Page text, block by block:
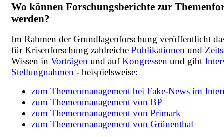
Wo können Forschungsberichte zur
werden?
Im Rahmen der Grundlagenforschung veröffentlicht
für Krisenforschung zahlreiche Publikationen und
Wissen in Vorträgen und aufKongressen und gibt
Stellungnahmen - beispielsweise:
zum Themenmanagement bei Fake-News im
zum Themenmanagement von BP
zum Themenmanagement von Primark
zum Themenmanagement von Grünenthal